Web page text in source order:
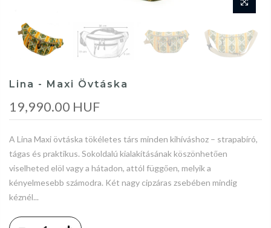
Lina - Maxi Övtáska
19,990.00 HUF
A Lina Maxi övtáska tökéletes társ minden kihíváshoz – strapabíró,
tágas és praktikus. Sokoldalú kialakításának köszönhetően
viselheted elöl vagy a hátadon, attól függően, melyik a
kényelmesebb számodra. Két nagy cipzáras zsebében mindig
kéznél...